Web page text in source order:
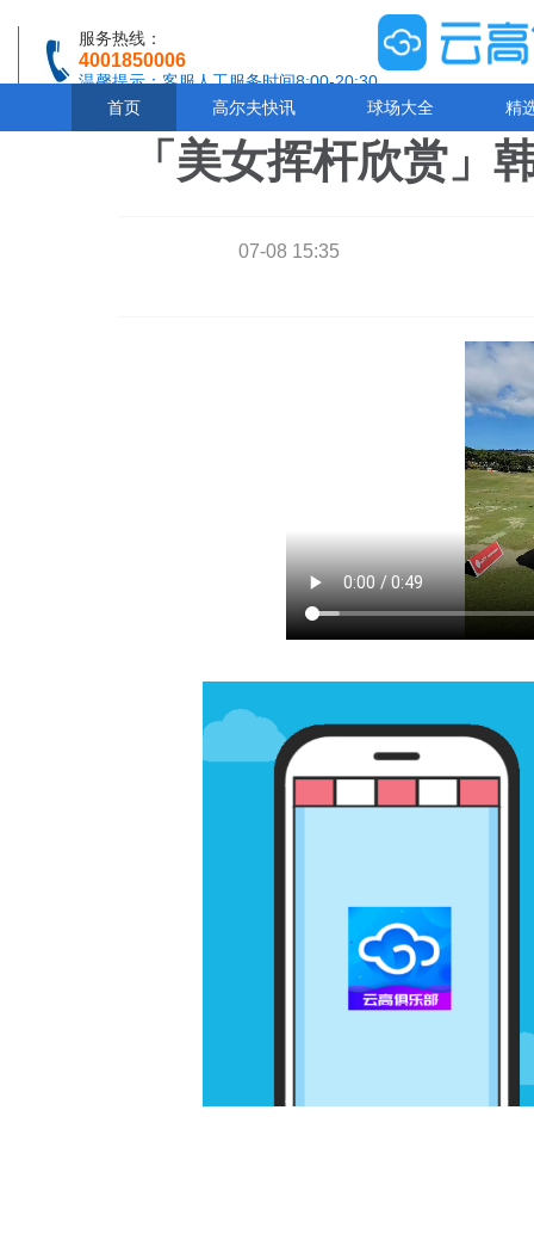
服务热线：
4001850006
温馨提示：客服人工服务时间8:00-20:30
首页
高尔夫快讯 球场大全 精
「美女挥杆欣赏」
07-08 15:35